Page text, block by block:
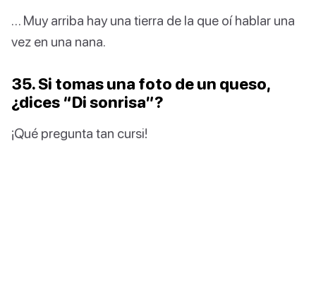
… Muy arriba hay una tierra de la que oí hablar una
vez en una nana.
35. Si tomas una foto de un queso,
¿dices “Di sonrisa”?
¡Qué pregunta tan cursi!